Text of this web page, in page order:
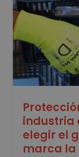
industria
elegir el
marca la